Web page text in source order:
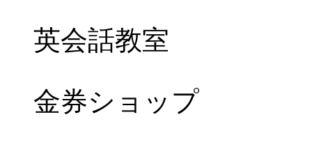
英会話教室
金券ショップ